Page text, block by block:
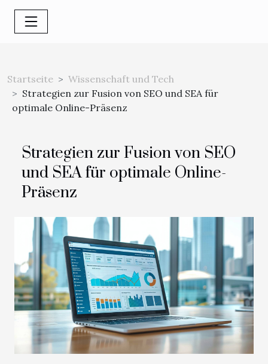
Startseite
Wissenschaft und Tech
Strategien zur Fusion von SEO und SEA für
optimale Online-Präsenz
Strategien zur Fusion von SEO
und SEA für optimale Online-
Präsenz